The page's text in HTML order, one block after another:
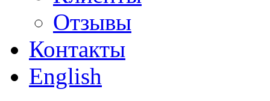
Отзывы
Контакты
English